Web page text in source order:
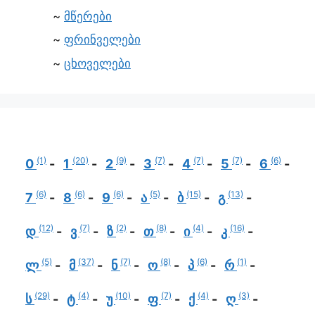
მწერები
ფრინველები
ცხოველები
0 (1) 1 (20) 2 (9) 3 (7) 4 (7) 5 (7) 6 (6)
7 (6) 8 (6) 9 (6) ა (5) ბ (15) გ (13)
დ (12) ვ (7) ზ (2) თ (8) ი (4) კ (16)
ლ (5) მ (37) ნ (7) ო (8) პ (6) რ (1)
ს (29) ტ (4) უ (10) ფ (7) ქ (4) ღ (3)